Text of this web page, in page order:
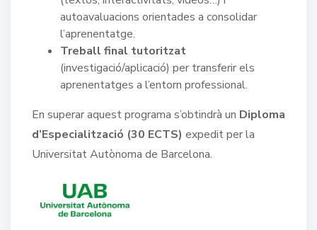
autoavaluacions orientades a consolidar
l’aprenentatge.
Treball final tutoritzat
(investigació/aplicació) per transferir els
aprenentatges a l’entorn professional.
En superar aquest programa s’obtindrà un Diploma
d’Especialització (30 ECTS) expedit per la
Universitat Autònoma de Barcelona.